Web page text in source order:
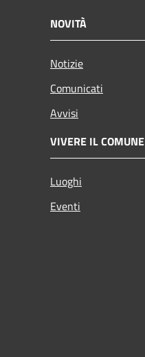
NOVITÀ
Notizie
Comunicati
Avvisi
VIVERE IL COMUNE
Luoghi
Eventi